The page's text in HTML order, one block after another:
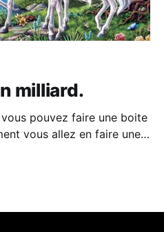
milliard.
pouvez faire une boite
vous allez en faire une à
qu’on présente acracy